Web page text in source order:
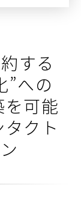
する
”への
可能
クト